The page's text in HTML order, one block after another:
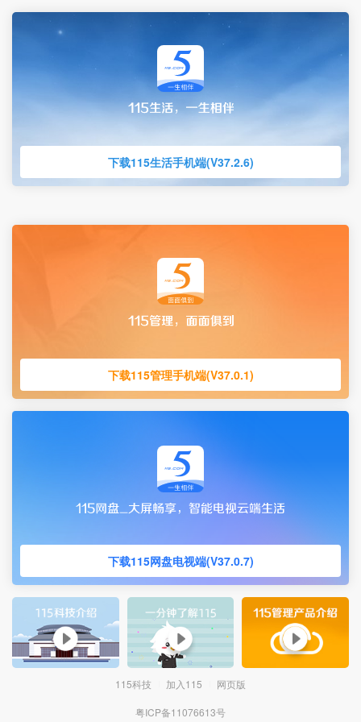
下载115生活手机端(V37.2.6)
下载115管理手机端(V37.0.1)
下载115网盘电视端(V37.0.7)
115科技 加入115 网页版
粤ICP备11076613号